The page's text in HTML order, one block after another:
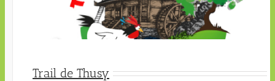
Trail de Thusy